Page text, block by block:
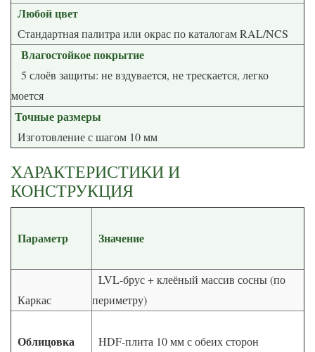
Любой цвет
Стандартная палитра или окрас по каталогам RAL/NCS
Влагостойкое покрытие
5 слоёв защиты: не вздувается, не трескается, легко
моется
Точные размеры
Изготовление с шагом 10 мм
ХАРАКТЕРИСТИКИ И
КОНСТРУКЦИЯ
Параметр Значение
Каркас
LVL-брус + клеёный массив сосны (по
периметру)
Облицовка HDF-плита 10 мм с обеих сторон